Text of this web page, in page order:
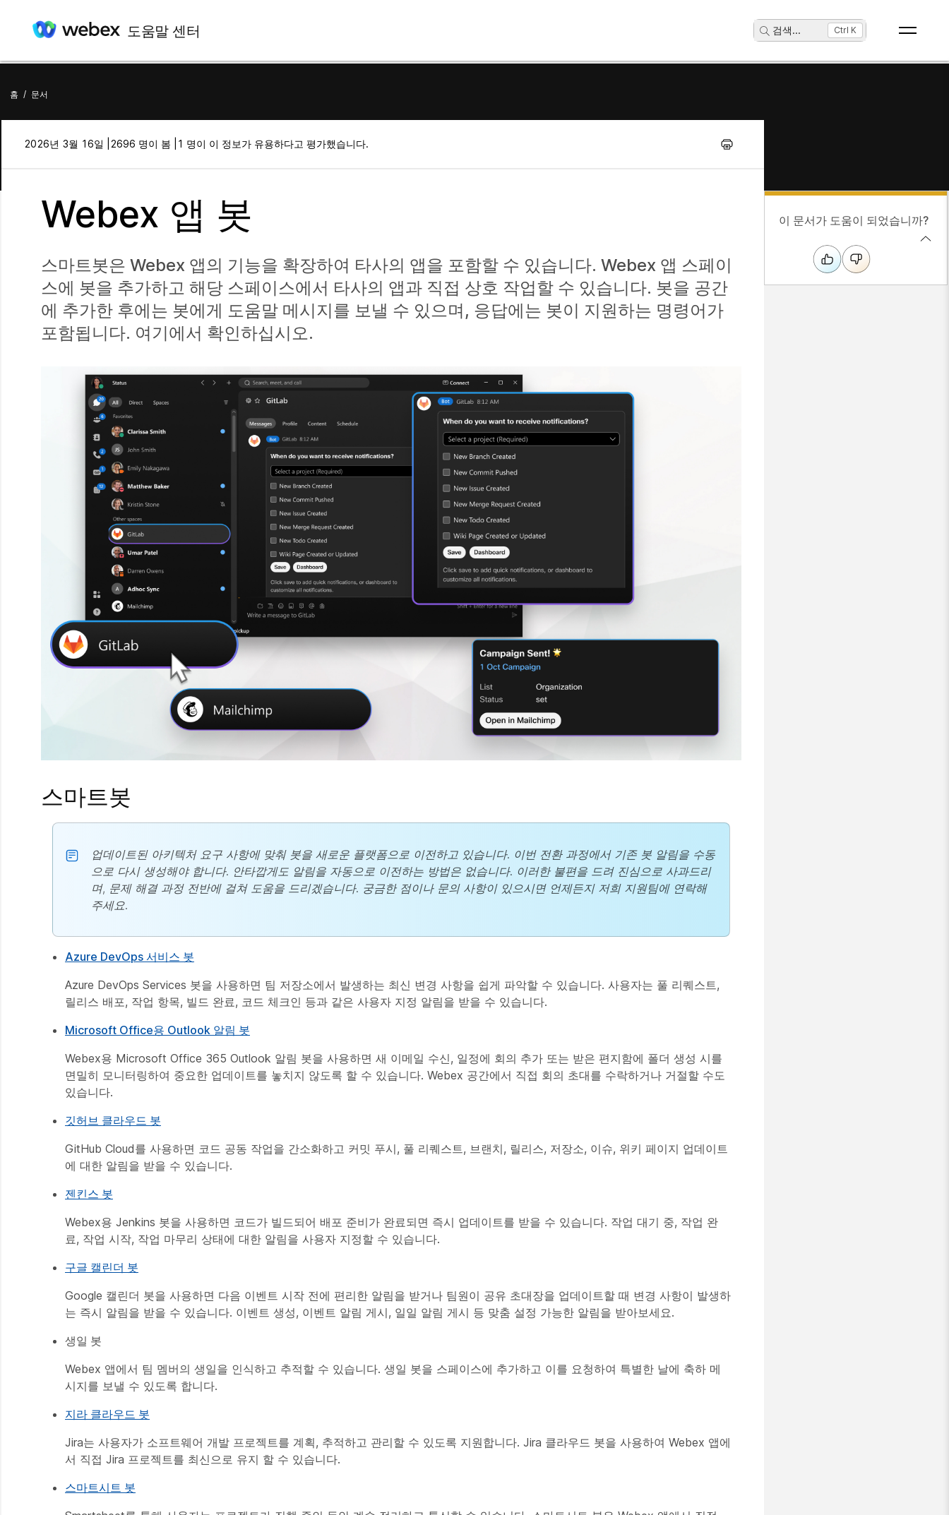
도움말 센터 검색... Ctrl K
홈 / 문서
2026년 3월 16일 | 2696 명이 봄 | 1 명이 이 정보가 유용하다고 평가했습니다.
Webex 앱 봇
스마트봇은 Webex 앱의 기능을 확장하여 타사의 앱을 포함할 수 있습니다. Webex 앱 스페이
스에 봇을 추가하고 해당 스페이스에서 타사의 앱과 직접 상호 작업할 수 있습니다. 봇을 공간
에 추가한 후에는 봇에게 도움말 메시지를 보낼 수 있으며, 응답에는 봇이 지원하는 명령어가
포함됩니다. 여기에서 확인하십시오.
스마트봇
업데이트된 아키텍처 요구 사항에 맞춰 봇을 새로운 플랫폼으로 이전하고 있습니다. 이번 전환 과정에서 기존 봇 알림을 수동
으로 다시 생성해야 합니다. 안타깝게도 알림을 자동으로 이전하는 방법은 없습니다. 이러한 불편을 드려 진심으로 사과드리
며, 문제 해결 과정 전반에 걸쳐 도움을 드리겠습니다. 궁금한 점이나 문의 사항이 있으시면 언제든지 저희 지원팀에 연락해
주세요.
Azure DevOps 서비스 봇
Azure DevOps Services 봇을 사용하면 팀 저장소에서 발생하는 최신 변경 사항을 쉽게 파악할 수 있습니다. 사용자는 풀 리퀘스트,
릴리스 배포, 작업 항목, 빌드 완료, 코드 체크인 등과 같은 사용자 지정 알림을 받을 수 있습니다.
Microsoft Office용 Outlook 알림 봇
Webex용 Microsoft Office 365 Outlook 알림 봇을 사용하면 새 이메일 수신, 일정에 회의 추가 또는 받은 편지함에 폴더 생성 시를
면밀히 모니터링하여 중요한 업데이트를 놓치지 않도록 할 수 있습니다. Webex 공간에서 직접 회의 초대를 수락하거나 거절할 수도
있습니다.
깃허브 클라우드 봇
GitHub Cloud를 사용하면 코드 공동 작업을 간소화하고 커밋 푸시, 풀 리퀘스트, 브랜치, 릴리스, 저장소, 이슈, 위키 페이지 업데이트
에 대한 알림을 받을 수 있습니다.
젠킨스 봇
Webex용 Jenkins 봇을 사용하면 코드가 빌드되어 배포 준비가 완료되면 즉시 업데이트를 받을 수 있습니다. 작업 대기 중, 작업 완
료, 작업 시작, 작업 마무리 상태에 대한 알림을 사용자 지정할 수 있습니다.
구글 캘린더 봇
Google 캘린더 봇을 사용하면 다음 이벤트 시작 전에 편리한 알림을 받거나 팀원이 공유 초대장을 업데이트할 때 변경 사항이 발생하
는 즉시 알림을 받을 수 있습니다. 이벤트 생성, 이벤트 알림 게시, 일일 알림 게시 등 맞춤 설정 가능한 알림을 받아보세요.
생일 봇
Webex 앱에서 팀 멤버의 생일을 인식하고 추적할 수 있습니다. 생일 봇을 스페이스에 추가하고 이를 요청하여 특별한 날에 축하 메
시지를 보낼 수 있도록 합니다.
지라 클라우드 봇
Jira는 사용자가 소프트웨어 개발 프로젝트를 계획, 추적하고 관리할 수 있도록 지원합니다. Jira 클라우드 봇을 사용하여 Webex 앱에
서 직접 Jira 프로젝트를 최신으로 유지 할 수 있습니다.
스마트시트 봇
이 문서가 도움이 되었습니까?